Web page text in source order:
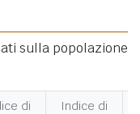
sulla popolazione
di
Indice di